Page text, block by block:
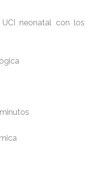
neonatal con los